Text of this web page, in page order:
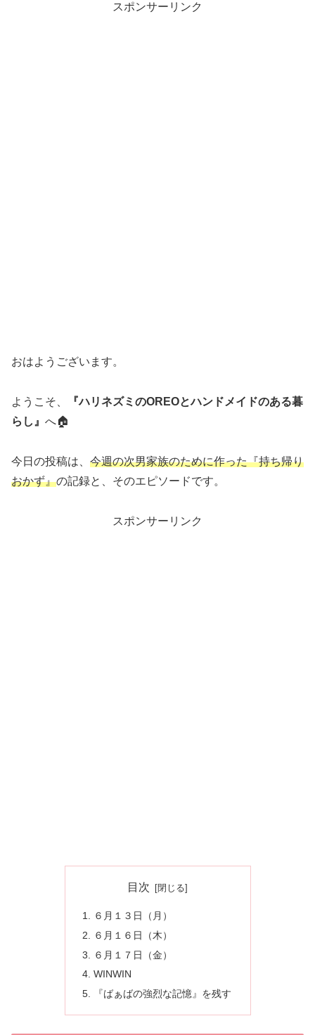
スポンサーリンク
おはようございます。
ようこそ、
『ハリネズミのOREOとハンドメイドのある暮
らし』 へ🏠
今日の投稿は、 今週の次男家族のために作った『持ち帰り
おかず』の記録と、そのエピソードです。
スポンサーリンク
目次
６月１３日（月）
６月１６日（木）
６月１７日（金）
WINWIN
『ばぁばの強烈な記憶』を残す